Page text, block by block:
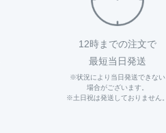
12時までの注文で
最短当日発送
※状況により当日発送できない
場合がございます。
※土日祝は発送しておりません。